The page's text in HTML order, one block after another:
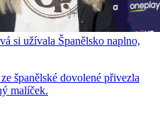
si užívala Španělsko naplno,
španělské dovolené přivezla
malíček.